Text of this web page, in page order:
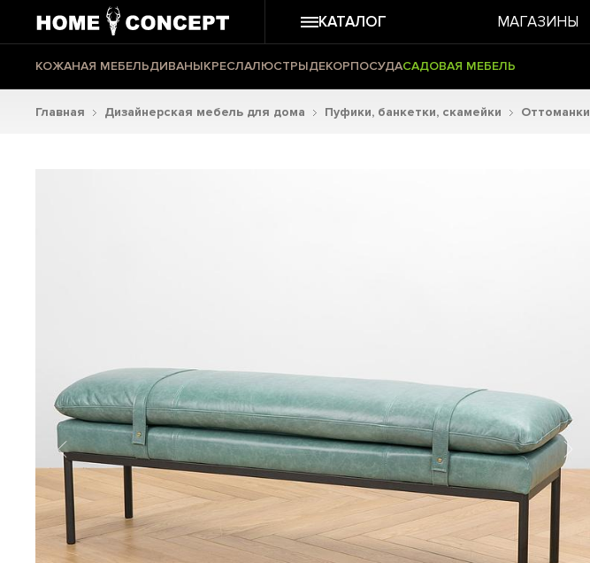
КАТАЛОГ МАГАЗИНЫ
КОЖАНАЯ МЕБЕЛЬДИВАНЫКРЕСЛАЛЮСТРЫДЕКОРПОСУДАСАДОВАЯ МЕБЕЛЬ
Главная Дизайнерская мебель для дома Пуфики, банкетки, скамейки Оттоманки